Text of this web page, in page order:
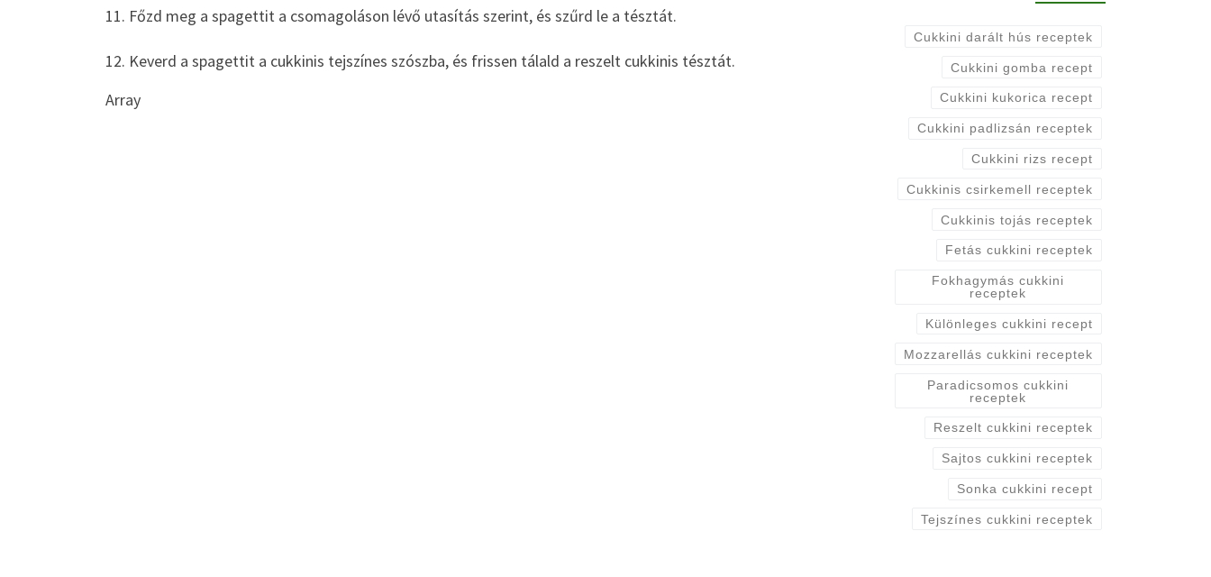
11. Főzd meg a spagettit a csomagoláson lévő utasítás szerint, és szűrd le a tésztát.
12. Keverd a spagettit a cukkinis tejszínes szószba, és frissen tálald a reszelt cukkinis tésztát.
Array
Cukkini darált hús receptek
Cukkini gomba recept
Cukkini kukorica recept
Cukkini padlizsán receptek
Cukkini rizs recept
Cukkinis csirkemell receptek
Cukkinis tojás receptek
Fetás cukkini receptek
Fokhagymás cukkini
receptek
Különleges cukkini recept
Mozzarellás cukkini receptek
Paradicsomos cukkini
receptek
Reszelt cukkini receptek
Sajtos cukkini receptek
Sonka cukkini recept
Tejszínes cukkini receptek